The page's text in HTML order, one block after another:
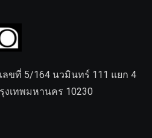
ขที่ 5/164 นวมินทร์ 111 แยก 4
งเทพมหานคร 10230